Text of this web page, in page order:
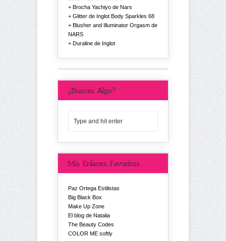
Brocha Yachiyo de Nars
Glitter de Inglot Body Sparkles 68
Blusher and Illuminator Orgasm de
NARS
Duraline de Inglot
¿Buscas Algo?
Mis Enlaces Favoritos
Paz Ortega Estilistas
Big Black Box
Make Up Zone
El blog de Natalia
The Beauty Codes
COLOR ME softly